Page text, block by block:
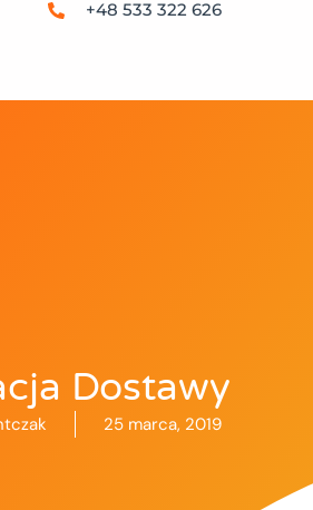
+48 533 322 626
Dostawy
25 marca, 2019